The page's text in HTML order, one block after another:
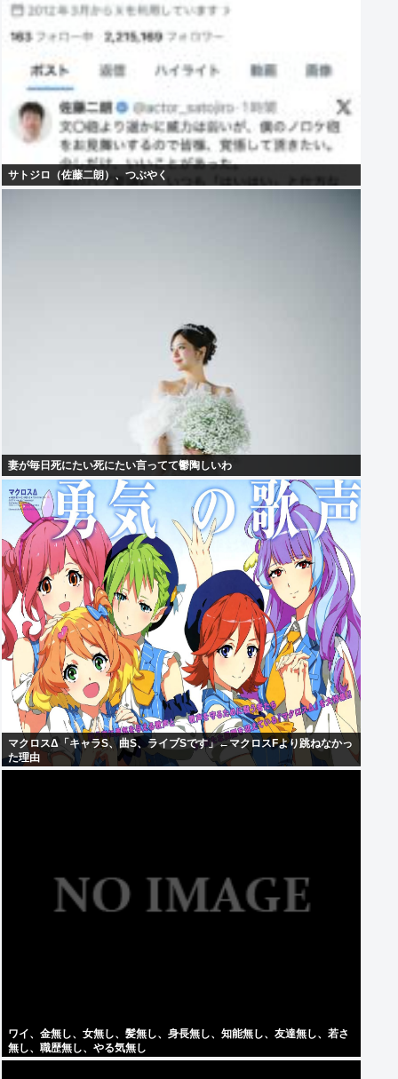
サトジロ（佐藤二朗）、つぶやく
妻が毎日死にたい死にたい言ってて鬱陶しいわ
マクロスΔ「キャラS、曲S、ライブSです」←マクロスFより跳ねなかっ
た理由
ワイ、金無し、女無し、髪無し、身長無し、知能無し、友達無し、若さ
無し、職歴無し、やる気無し